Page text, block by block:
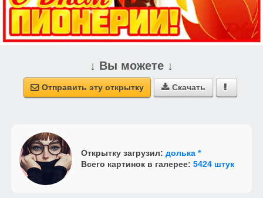
↓ Вы можете ↓
 Отправить эту открытку  Скачать 
Открытку загрузил: долька *
Всего картинок в галерее: 5424 штук